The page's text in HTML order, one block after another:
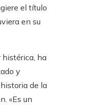
el título
en su
histérica, ha
y
de la
«Es un